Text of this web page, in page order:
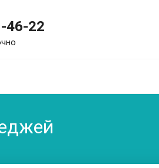
46-22